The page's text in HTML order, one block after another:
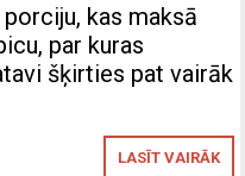
kas maksā
par kuras
šķirties pat vairāk
LASĪT VAIRĀK